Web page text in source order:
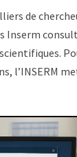
de
Inserm
l’INSERM